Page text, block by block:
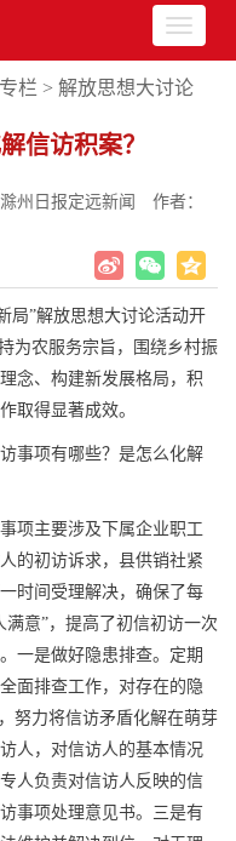
栏 > 解放思想大讨论
信访积案？
州日报定远新闻
作者：
局”解放思想大讨论活动开
为农服务宗旨，围绕乡村振
念、构建新发展格局，积
取得显著成效。
事项有哪些？是怎么化解
项主要涉及下属企业职工
的初访诉求，县供销社紧
时间受理解决，确保了每
意”，提高了初信初访一次
一是做好隐患排查。定期
面排查工作，对存在的隐
努力将信访矛盾化解在萌芽
人，对信访人的基本情况
人负责对信访人反映的信
事项处理意见书。三是有